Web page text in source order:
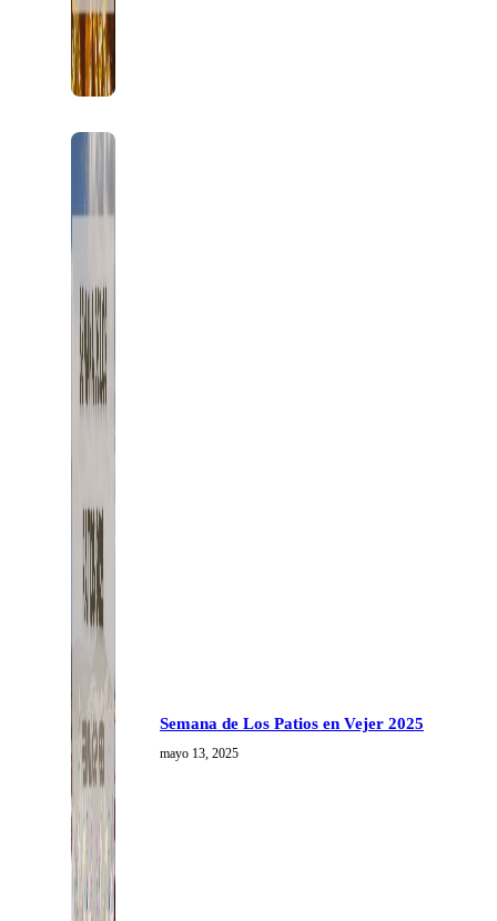
Semana de Los Patios en Vejer 2025
mayo 13, 2025